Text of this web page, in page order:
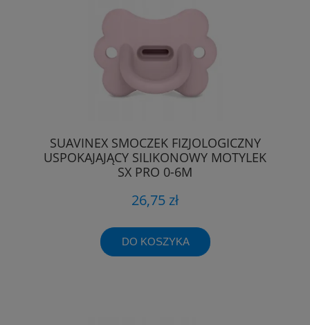
SUAVINEX SMOCZEK FIZJOLOGICZNY
USPOKAJAJĄCY SILIKONOWY MOTYLEK
SX PRO 0-6M
26,75 zł
DO KOSZYKA